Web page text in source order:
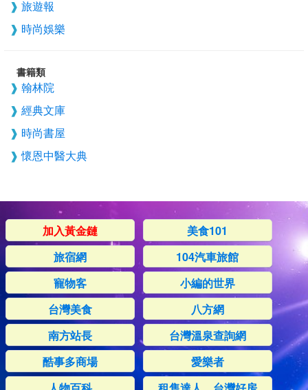
旅遊報
時尚娛樂
書籍類
翰林院
經典文庫
時尚書屋
懷恩中醫大典
加入黃金鏈
美食101
旅宿網
104汽車旅館
寵物客
小編的世界
台灣美食
八方網
南方站長
台灣溫泉查詢網
酷事多商場
愛樂者